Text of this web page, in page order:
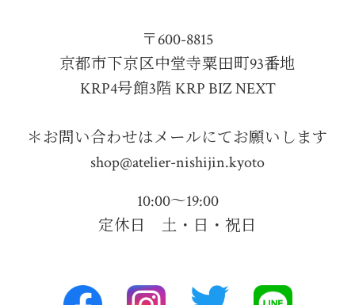
〒600-8815
京都市下京区中堂寺粟田町93番地
KRP4号館3階 KRP BIZ NEXT
＊お問い合わせはメールにてお願いします
shop@atelier-nishijin.kyoto
10:00〜19:00
定休日 土・日・祝日